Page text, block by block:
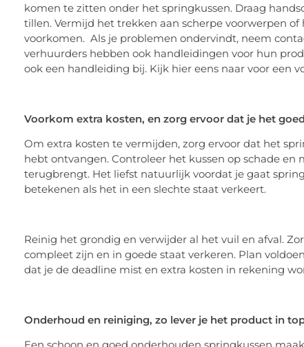
komen te zitten onder het springkussen. Draag
tillen. Vermijd het trekken aan scherpe voorwerpen
voorkomen. Als je problemen ondervindt, neem
verhuurders hebben ook handleidingen voor hun
ook een handleiding bij. Kijk hier eens naar voor een
Voorkom extra kosten, en zorg ervoor dat je het
Om extra kosten te vermijden, zorg ervoor dat het
hebt ontvangen. Controleer het kussen op schade
terugbrengt. Het liefst natuurlijk voordat je gaat
betekenen als het in een slechte staat verkeert.
Reinig het grondig en verwijder al het vuil en afval.
compleet zijn en in goede staat verkeren. Plan
dat je de deadline mist en extra kosten in rekening
Onderhoud en reiniging, zo lever je het product in